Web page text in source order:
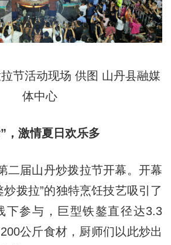
拉节活动现场 供图 山丹县融媒
体中心
，激情夏日欢乐多
届山丹炒拨拉节开幕。开幕
炒拨拉”的独特烹饪技艺吸引了
下参与，巨型铁鏊直径达3.3
公斤食材，厨师们以此炒出